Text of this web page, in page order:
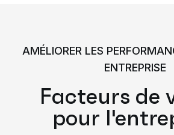
AMÉLIORER LES
ENTREPRISE
Facteurs de
pour